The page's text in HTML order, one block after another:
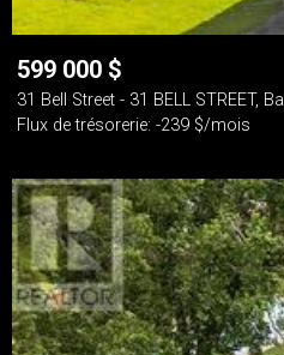
599 000 $
31 Bell Street - 31 BELL STREET,
Flux de trésorerie: -239 $/mois